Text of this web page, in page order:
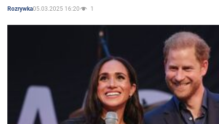
Rozrywka05.03.2025 16:20 1